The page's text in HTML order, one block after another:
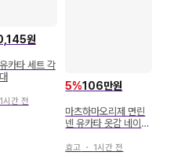
원
카타 세트 각
1시간 전
5%106만원
마츠하마오리제 면린
넨 유카타 옷감 네이비
시보리
효고 ・ 1시간 전